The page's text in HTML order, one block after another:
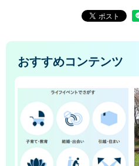
おすすめコンテンツ